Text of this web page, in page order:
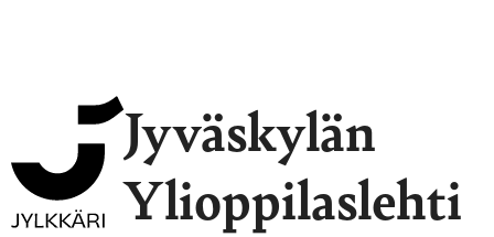
Jyväskylän
Ylioppilaslehti